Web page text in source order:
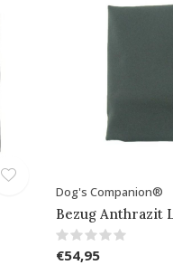
Dog's Companion®
Bezug Anthrazit
€54,95